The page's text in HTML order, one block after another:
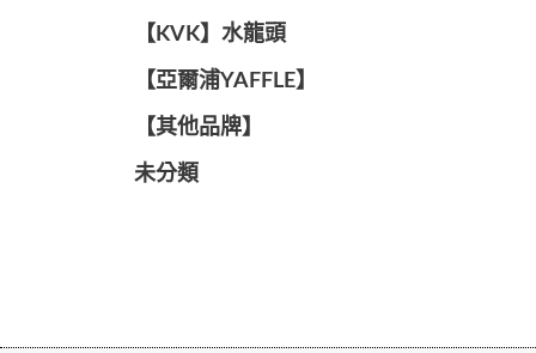
️【KVK】水龍頭️
【亞爾浦YAFFLE】
️【其他品牌】️
未分類